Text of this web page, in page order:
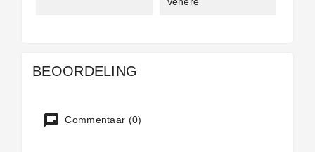
BEOORDELING
Commentaar (0)